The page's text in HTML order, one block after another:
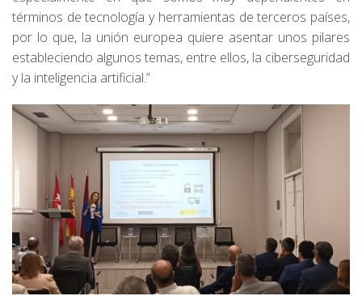
términos de tecnología y herramientas de terceros países,
por lo que, la unión europea quiere asentar unos pilares
estableciendo algunos temas, entre ellos, la ciberseguridad
y la inteligencia artificial.”